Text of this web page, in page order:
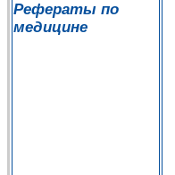
Рефераты по
медицине